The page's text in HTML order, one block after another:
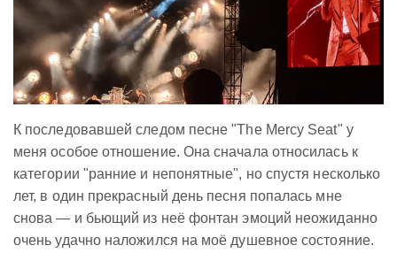
К последовавшей следом песне "The Mercy Seat" у
меня особое отношение. Она сначала относилась к
категории "ранние и непонятные", но спустя несколько
лет, в один прекрасный день песня попалась мне
снова — и бьющий из неё фонтан эмоций неожиданно
очень удачно наложился на моё душевное состояние.